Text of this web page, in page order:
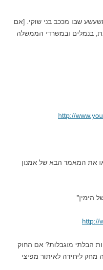
שבו מככב בני שוקי. [אם
בנמלים ובמשרדי הממשלה
http://
את המאמר הבא של אמנון
הבלתי מוגבלות? אם החוק
ליחידה לאיתור מפיצי